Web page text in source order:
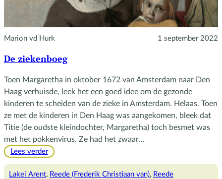
Marion vd Hurk 1 september 2022
De ziekenboeg
Toen Margaretha in oktober 1672 van Amsterdam naar Den
Haag verhuisde, leek het een goed idee om de gezonde
kinderen te scheiden van de zieke in Amsterdam. Helaas. Toen
ze met de kinderen in Den Haag was aangekomen, bleek dat
Titie (de oudste kleindochter, Margaretha) toch besmet was
met het pokkenvirus. Ze had het zwaar…
Lees verder:
ziekenboeg
Lakei Arent, Reede (Frederik Christiaan van), Reede